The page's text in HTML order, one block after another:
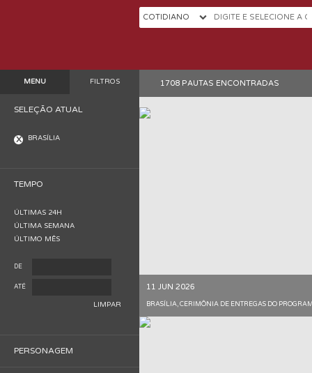
COTIDIANO
MENU FILTROS
SELEÇÃO ATUAL
BRASÍLIA
TEMPO
ÚLTIMAS 24H
ÚLTIMA SEMANA
ÚLTIMO MÊS
DE
ATÉ
LIMPAR
PERSONAGEM
1708 PAUTAS ENCONTRADAS
11 JUN 2026
BRASÍLIA, CERIMÔNIA DE ENTREGAS DO